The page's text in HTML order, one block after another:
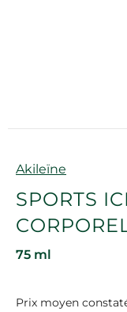
Marque
Akileïne
SPORTS
75 ml
Prix moyen